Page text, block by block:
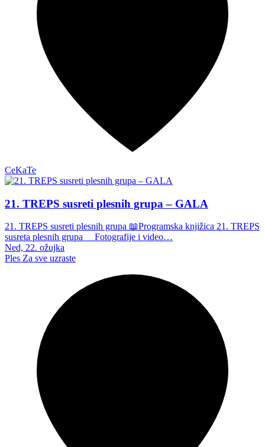
CeKaTe
21. TREPS susreti plesnih grupa – GALA
21. TREPS susreti plesnih grupa 📖Programska knjižica 21. TREPS
susreta plesnih grupa Fotografije i video…
Ned, 22. ožujka
Ples Za sve uzraste